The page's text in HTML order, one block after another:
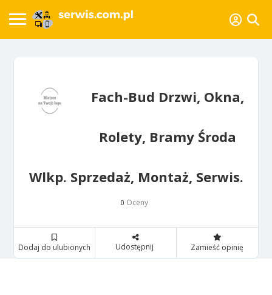
Fach-Bud Drzwi, Okna,
Rolety, Bramy Środa
Wlkp. Sprzedaż, Montaż, Serwis.
0 Oceny
Dodaj do ulubionych Udostępnij Zamieść opinię